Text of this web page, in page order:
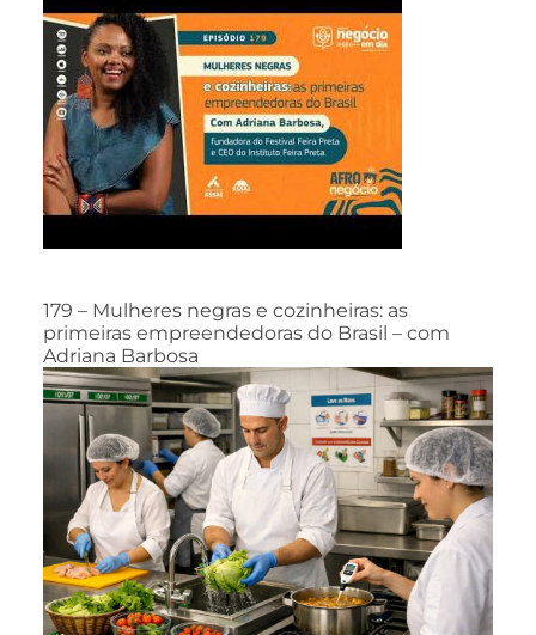
179 – Mulheres negras e cozinheiras: as
primeiras empreendedoras do Brasil – com
Adriana Barbosa